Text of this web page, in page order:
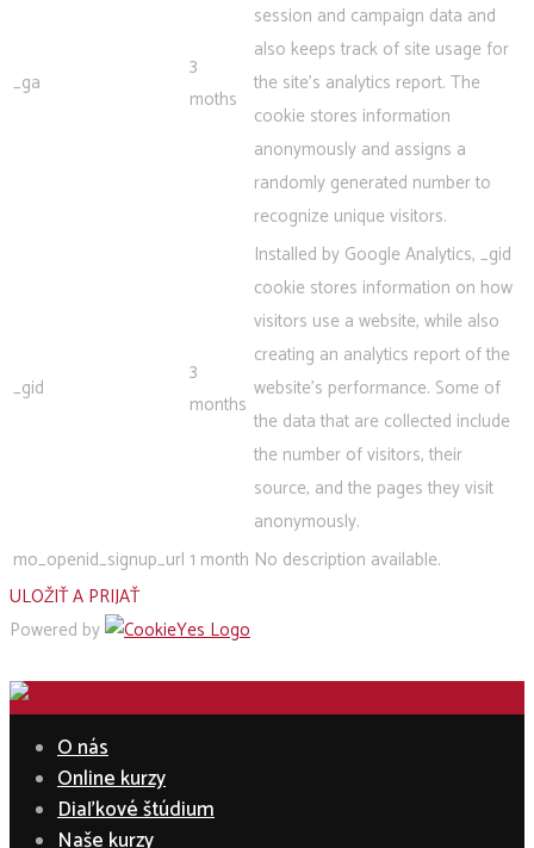
_ga
3
moths
session and campaign data and
also keeps track of site usage for
the site's analytics report. The
cookie stores information
anonymously and assigns a
randomly generated number to
recognize unique visitors.
_gid
3
months
Installed by Google Analytics, _gid
cookie stores information on how
visitors use a website, while also
creating an analytics report of the
website's performance. Some of
the data that are collected include
the number of visitors, their
source, and the pages they visit
anonymously.
mo_openid_signup_url 1 month No description available.
ULOŽIŤ A PRIJAŤ
Powered by
O nás
Online kurzy
Diaľkové štúdium
Naše kurzy